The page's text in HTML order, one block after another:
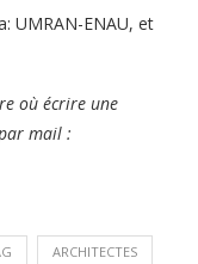
UMRAN-ENAU, et
où écrire une
mail :
ARCHITECTES